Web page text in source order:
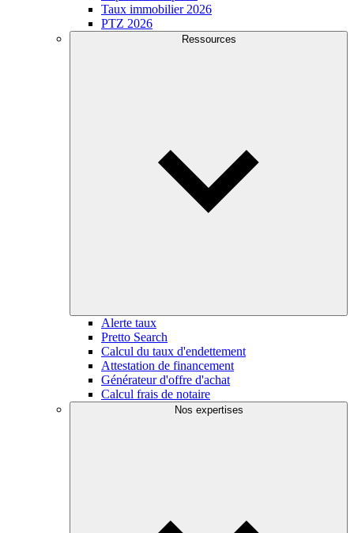
Taux immobilier 2026
PTZ 2026
Ressources
Alerte taux
Pretto Search
Calcul du taux d'endettement
Attestation de financement
Générateur d'offre d'achat
Calcul frais de notaire
Nos expertises